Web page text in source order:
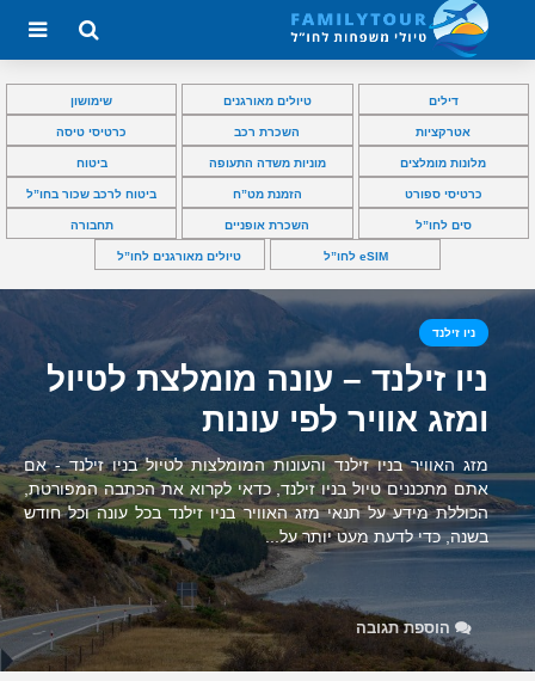
דילים טיולים מאורגנים שימושון
אטרקציות השכרת רכב כרטיסי טיסה
מלונות מומלצים מוניות משדה התעופה ביטוח
כרטיסי ספורט הזמנת מט”ח ביטוח לרכב שכור בחו”ל
סים לחו”ל השכרת אופניים תחבורה
eSIM לחו”ל טיולים מאורגנים לחו”ל
ניו זילנד
ניו זילנד – עונה מומלצת לטיול
ומזג אוויר לפי עונות
מזג האוויר בניו זילנד והעונות המומלצות לטיול בניו זילנד - אם
אתם מתכננים טיול בניו זילנד, כדאי לקרוא את הכתבה המפורטת,
הכוללת מידע על תנאי מזג האוויר בניו זילנד בכל עונה וכל חודש
בשנה, כדי לדעת מעט יותר על...
הוספת תגובה